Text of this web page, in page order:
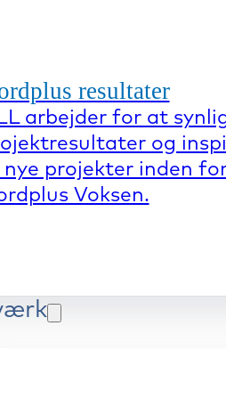
resultater
arbejder for at
og
projekter inden
Voksen.